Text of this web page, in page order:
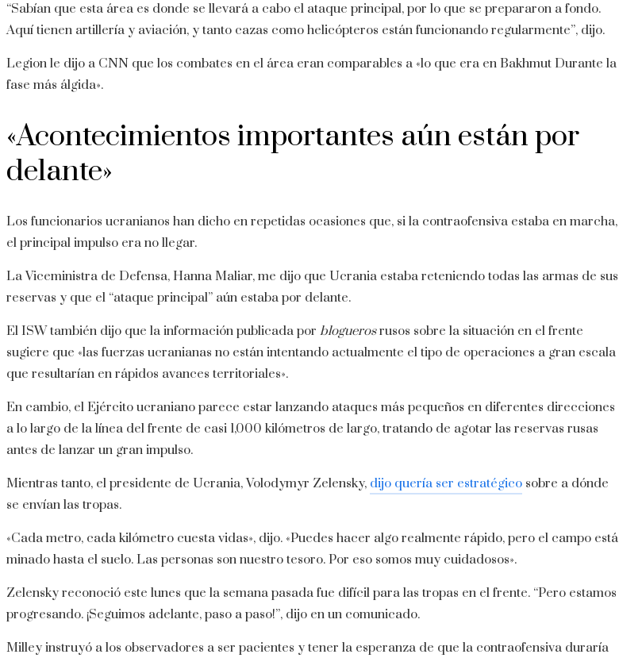
“Sabían que esta área es donde se llevará a cabo el ataque principal, por lo que se prepararon a fondo.
Aquí tienen artillería y aviación, y tanto cazas como helicópteros están funcionando regularmente”, dijo.
Legion le dijo a CNN que los combates en el área eran comparables a «lo que era en Bakhmut Durante la
fase más álgida».
«Acontecimientos importantes aún están por
delante»
Los funcionarios ucranianos han dicho en repetidas ocasiones que, si la contraofensiva estaba en marcha,
el principal impulso era no llegar.
La Viceministra de Defensa, Hanna Maliar, me dijo que Ucrania estaba reteniendo todas las armas de sus
reservas y que el “ataque principal” aún estaba por delante.
El ISW también dijo que la información publicada por bloguerosrusos sobre la situación en el frente
sugiere que «las fuerzas ucranianas no están intentando actualmente el tipo de operaciones a gran escala
que resultarían en rápidos avances territoriales».
En cambio, el Ejército ucraniano parece estar lanzando ataques más pequeños en diferentes direcciones
a lo largo de la línea del frente de casi 1,000 kilómetros de largo, tratando de agotar las reservas rusas
antes de lanzar un gran impulso.
Mientras tanto, el presidente de Ucrania, Volodymyr Zelensky, dijo quería ser estratégico sobre a dónde
se envían las tropas.
«Cada metro, cada kilómetro cuesta vidas», dijo. «Puedes hacer algo realmente rápido, pero el campo está
minado hasta el suelo. Las personas son nuestro tesoro. Por eso somos muy cuidadosos».
Zelensky reconoció este lunes que la semana pasada fue difícil para las tropas en el frente. “Pero estamos
progresando. ¡Seguimos adelante, paso a paso!”, dijo en un comunicado.
Milley instruyó a los observadores a ser pacientes y tener la esperanza de que la contraofensiva duraría